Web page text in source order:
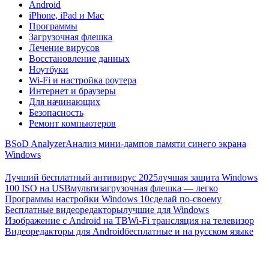
Android
iPhone, iPad и Mac
Программы
Загрузочная флешка
Лечение вирусов
Восстановление данных
Ноутбуки
Wi-Fi и настройка роутера
Интернет и браузеры
Для начинающих
Безопасность
Ремонт компьютеров
BSoD AnalyzerАнализ мини-дампов памяти синего экрана
Windows
Лучший бесплатный антивирус 2025лучшая защита Windows
100 ISO на USBмультизагрузочная флешка — легко
Программы настройки Windows 10сделай по-своему
Бесплатные видеоредакторылучшие для Windows
Изображение с Android на ТВWi-Fi трансляция на телевизор
Видеоредакторы для Androidбесплатные и на русском языке